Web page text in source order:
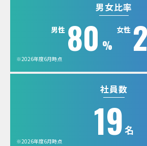
男女比率
男性 80 %
女性
※2026年度6月時点
社員数
19名
※2026年度6月時点